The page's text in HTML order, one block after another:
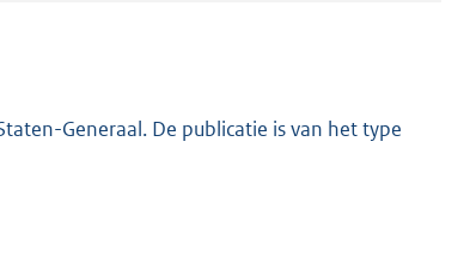
Generaal. De publicatie is van het type